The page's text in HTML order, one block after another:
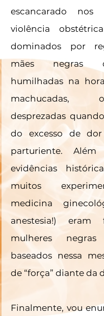
escancarado nos
violência
dominados por
mães negras
humilhadas na
desprezadas
do excesso de
parturiente.
evidências
muitos
medicina
anestesia!) eram
mulheres
baseados nessa
de “força” diante da
Finalmente, vou